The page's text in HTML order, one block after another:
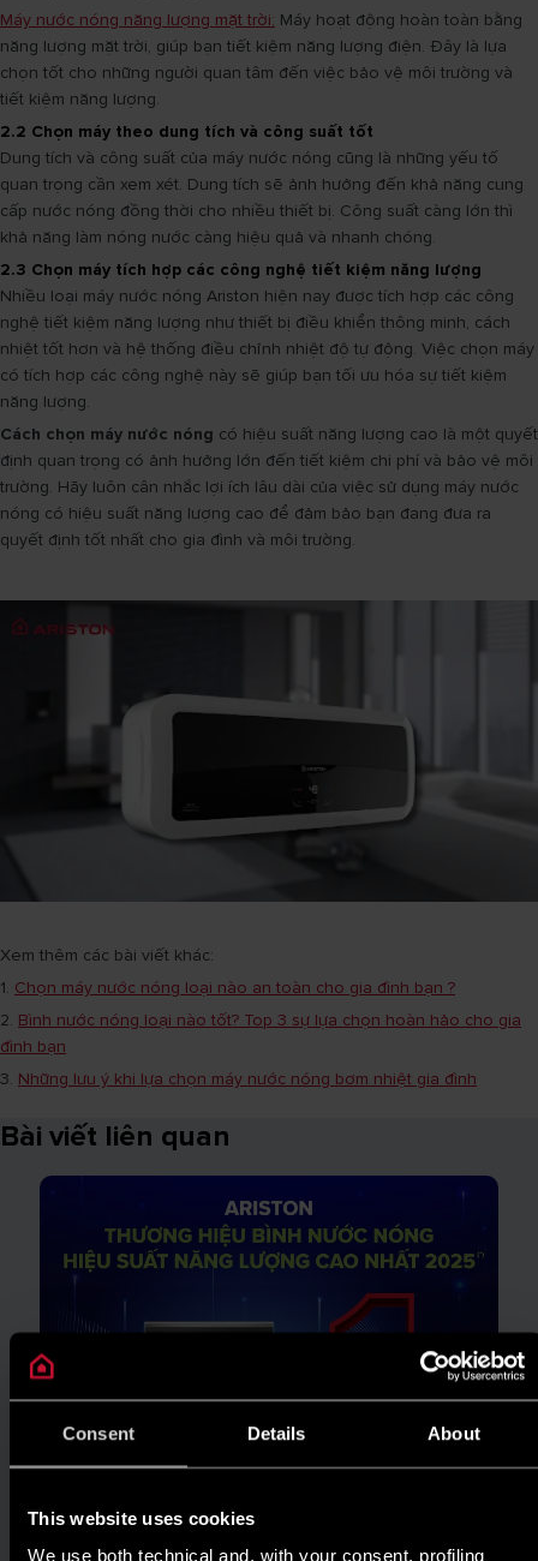
Consent Details About
This website uses cookies
We use both technical and, with your consent, profiling
Máy nước nóng năng lượng mặt trời: Máy hoạt động hoàn toàn bằng
năng lượng mặt trời, giúp bạn tiết kiệm năng lượng điện. Đây là lựa
chọn tốt cho những người quan tâm đến việc bảo vệ môi trường và
tiết kiệm năng lượng.
2.2 Chọn máy theo dung tích và công suất tốt
Dung tích và công suất của máy nước nóng cũng là những yếu tố
quan trọng cần xem xét. Dung tích sẽ ảnh hưởng đến khả năng cung
cấp nước nóng đồng thời cho nhiều thiết bị. Công suất càng lớn thì
khả năng làm nóng nước càng hiệu quả và nhanh chóng.
2.3 Chọn máy tích hợp các công nghệ tiết kiệm năng lượng
Nhiều loại máy nước nóng Ariston hiện nay được tích hợp các công
nghệ tiết kiệm năng lượng như thiết bị điều khiển thông minh, cách
nhiệt tốt hơn và hệ thống điều chỉnh nhiệt độ tự động. Việc chọn máy
có tích hợp các công nghệ này sẽ giúp bạn tối ưu hóa sự tiết kiệm
năng lượng.
Cách chọn máy nước nóng có hiệu suất năng lượng cao là một quyết
định quan trọng có ảnh hưởng lớn đến tiết kiệm chi phí và bảo vệ môi
trường. Hãy luôn cân nhắc lợi ích lâu dài của việc sử dụng máy nước
nóng có hiệu suất năng lượng cao để đảm bảo bạn đang đưa ra
quyết định tốt nhất cho gia đình và môi trường.
Xem thêm các bài viết khác:
1. Chọn máy nước nóng loại nào an toàn cho gia đình bạn ?
2. Bình nước nóng loại nào tốt? Top 3 sự lựa chọn hoàn hảo cho gia
đình bạn
3. Những lưu ý khi lựa chọn máy nước nóng bơm nhiệt gia đình
Bài viết liên quan